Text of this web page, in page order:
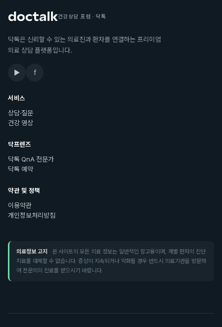
건강상담 포럼 · 닥톡
닥톡은 신뢰할 수 있는 의료진과 환자를 연결하는 프리미엄
의료 상담 플랫폼입니다.
▶ f
서비스
상담·질문
건강 영상
닥프렌즈
닥톡 QnA 전문가
닥톡 예약
약관 및 정책
이용약관
개인정보처리방침
의료정보 고지 · 본 사이트의 모든 의료 정보는 일반적인 참고용이며, 개별 환자의 진단·
치료를 대체할 수 없습니다. 증상이 지속되거나 악화될 경우 반드시 의료기관을 방문하
여 전문의의 진료를 받으시기 바랍니다.